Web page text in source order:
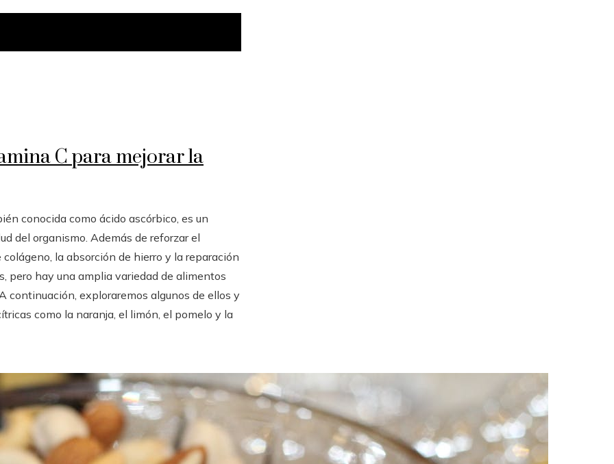
C para mejorar la
conocida como ácido ascórbico, es un
del organismo. Además de reforzar el
la absorción de hierro y la reparación
pero hay una amplia variedad de alimentos
exploraremos algunos de ellos y
como la naranja, el limón, el pomelo y la